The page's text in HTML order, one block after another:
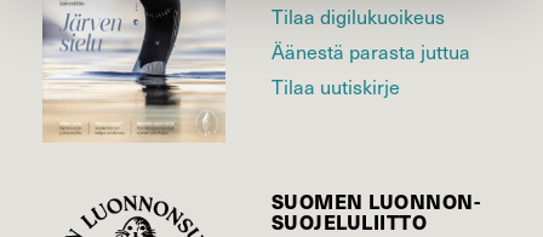
Tilaa digilukuoikeus
Äänestä parasta juttua
Tilaa uutiskirje
SUOMEN LUONNON­
SUOJELU­LIITTO